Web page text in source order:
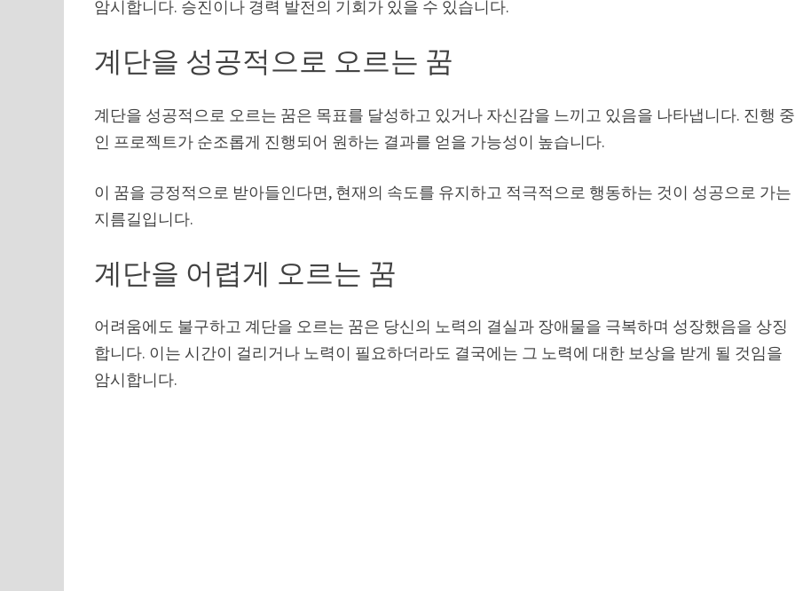
암시합니다. 승진이나 경력 발전의 기회가 있을 수 있습니다.
계단을 성공적으로 오르는 꿈
계단을 성공적으로 오르는 꿈은 목표를 달성하고 있거나 자신감을 느끼고 있음을 나타냅니다. 진행 중
인 프로젝트가 순조롭게 진행되어 원하는 결과를 얻을 가능성이 높습니다.
이 꿈을 긍정적으로 받아들인다면, 현재의 속도를 유지하고 적극적으로 행동하는 것이 성공으로 가는
지름길입니다.
계단을 어렵게 오르는 꿈
어려움에도 불구하고 계단을 오르는 꿈은 당신의 노력의 결실과 장애물을 극복하며 성장했음을 상징
합니다. 이는 시간이 걸리거나 노력이 필요하더라도 결국에는 그 노력에 대한 보상을 받게 될 것임을
암시합니다.